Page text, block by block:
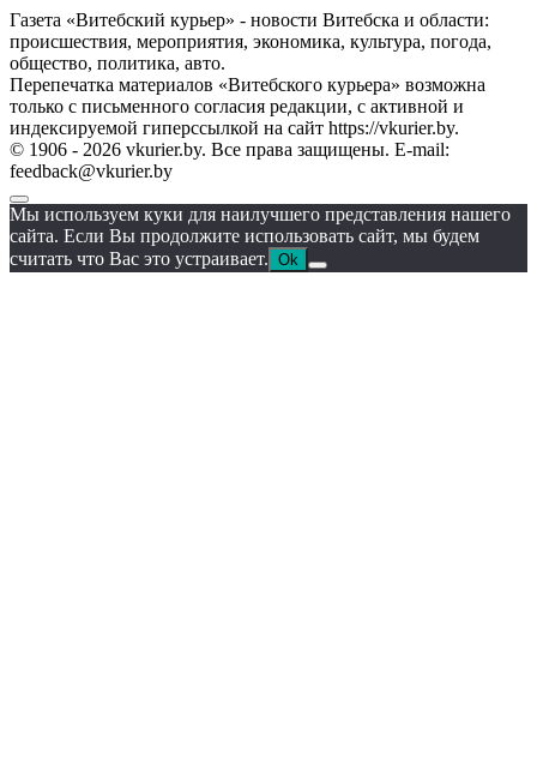
Газета «Витебский курьер» - новости Витебска и области:
происшествия, мероприятия, экономика, культура, погода,
общество, политика, авто.
Перепечатка материалов «Витебского курьера» возможна
только с письменного согласия редакции, с активной и
индексируемой гиперссылкой на сайт https://vkurier.by.
© 1906 - 2026 vkurier.by. Все права защищены. E-mail:
feedback@vkurier.by
Мы используем куки для наилучшего представления нашего
сайта. Если Вы продолжите использовать сайт, мы будем
считать что Вас это устраивает. Ok